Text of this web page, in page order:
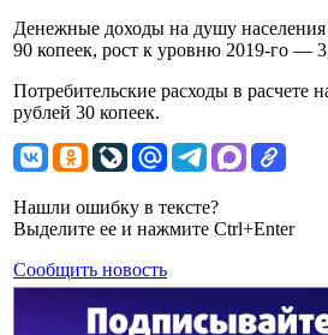
Денежные доходы на душу населения
90 копеек, рост к уровню 2019-го —
Потребительские расходы в
рублей 30 копеек.
Нашли ошибку в тексте?
Выделите ее и нажмите Ctrl+Enter
Сообщить новость